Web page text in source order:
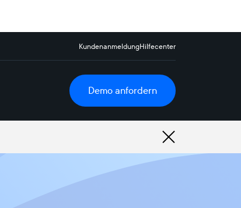
KundenanmeldungHilfecenter
Demo anfordern